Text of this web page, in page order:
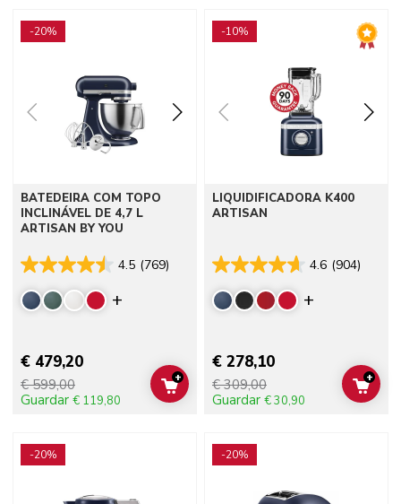
-20%
BATEDEIRA COM TOPO
INCLINÁVEL DE 4,7 L
ARTISAN BY YOU
4.5 (769)
Display more colors
€ 479,20
€ 599,00
Guardar € 119,80
ADD TO CART
+
-10%
LIQUIDIFICADORA K400
ARTISAN
4.6 (904)
Display
€ 278,10
€ 309,00
Guardar € 30,90
ADD
+
-20% -20%